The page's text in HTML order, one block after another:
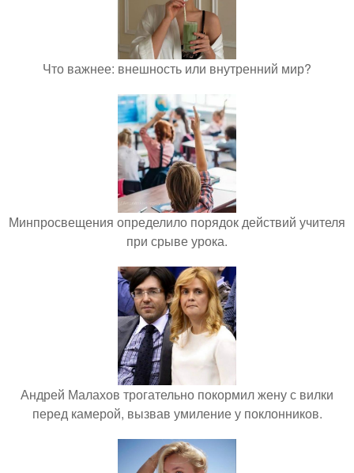
Что важнее: внешность или внутренний мир?
Минпросвещения определило порядок действий учителя
при срыве урока.
Андрей Малахов трогательно покормил жену с вилки
перед камерой, вызвав умиление у поклонников.